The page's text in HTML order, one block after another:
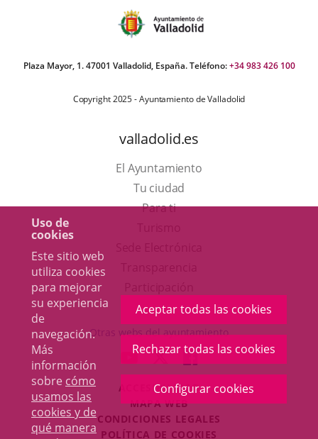
Uso de
cookies
Este sitio web
utiliza cookies
para mejorar
su experiencia
de
navegación.
Más
información
sobre cómo
usamos las
cookies y de
qué manera
Aceptar todas las cookies
Rechazar todas las cookies
Configurar cookies
Plaza Mayor, 1. 47001 Valladolid, España. Teléfono:+34 983 426 100
Copyright 2025 - Ayuntamiento de Valladolid
valladolid.es
El Ayuntamiento
Tu ciudad
Para ti
en
una
ventana
nueva.
aplicación
externa.
Otras webs del ayuntamiento
ENLACE
A
UNA
APLICACIÓN
EXTERNA.
ENLACE
A
UNA
APLICACIÓN
EXTERNA.
ENLACE
A
UNA
EXTERNA.
ACCESIBILIDAD
MAPA WEB
CONDICIONES LEGALES
POLÍTICA DE COOKIES